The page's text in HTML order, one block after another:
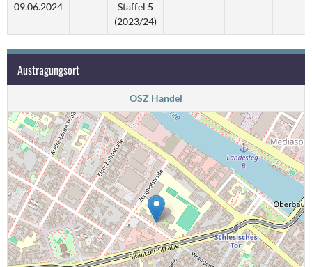
09.06.2024
Staffel 5
(2023/24)
Austragungsort
OSZ Handel